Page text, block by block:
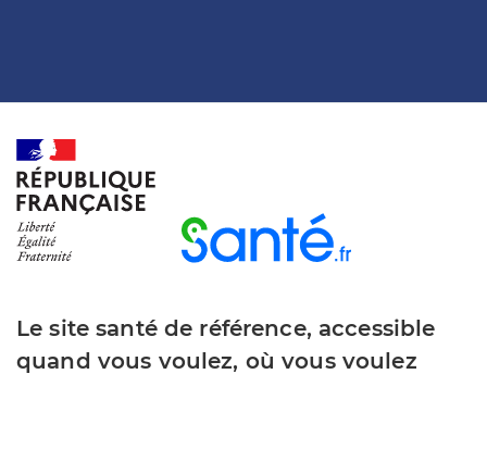
Le site santé de référence, accessible
quand vous voulez, où vous voulez